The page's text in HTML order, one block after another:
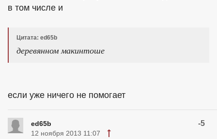
в том числе и
Цитата: ed65b
деревянном макинтоше
если уже ничего не помогает
ed65b -5
12 ноября 2013 11:07